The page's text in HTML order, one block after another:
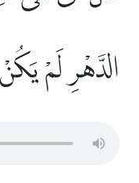
الدَّهْرِ لَمْ